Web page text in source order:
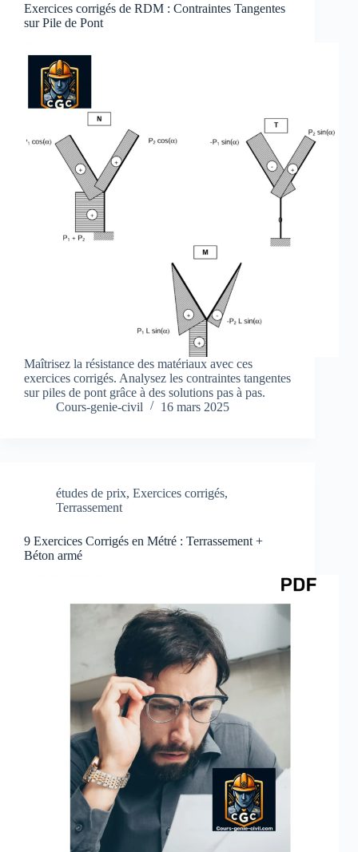
Exercices corrigés de RDM : Contraintes Tangentes
sur Pile de Pont
Maîtrisez la résistance des matériaux avec ces
exercices corrigés. Analysez les contraintes tangentes
sur piles de pont grâce à des solutions pas à pas.
Cours-genie-civil
16 mars 2025
études de prix, Exercices corrigés,
Terrassement
9 Exercices Corrigés en Métré : Terrassement +
Béton armé